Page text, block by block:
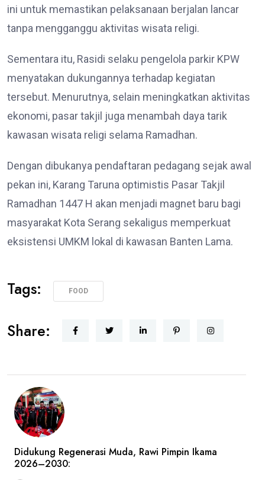
ini untuk memastikan pelaksanaan berjalan lancar
tanpa mengganggu aktivitas wisata religi.
Sementara itu, Rasidi selaku pengelola parkir KPW
menyatakan dukungannya terhadap kegiatan
tersebut. Menurutnya, selain meningkatkan aktivitas
ekonomi, pasar takjil juga menambah daya tarik
kawasan wisata religi selama Ramadhan.
Dengan dibukanya pendaftaran pedagang sejak awal
pekan ini, Karang Taruna optimistis Pasar Takjil
Ramadhan 1447 H akan menjadi magnet baru bagi
masyarakat Kota Serang sekaligus memperkuat
eksistensi UMKM lokal di kawasan Banten Lama.
Tags: FOOD
Share:
Didukung Regenerasi Muda, Rawi Pimpin Ikama
2026–2030: